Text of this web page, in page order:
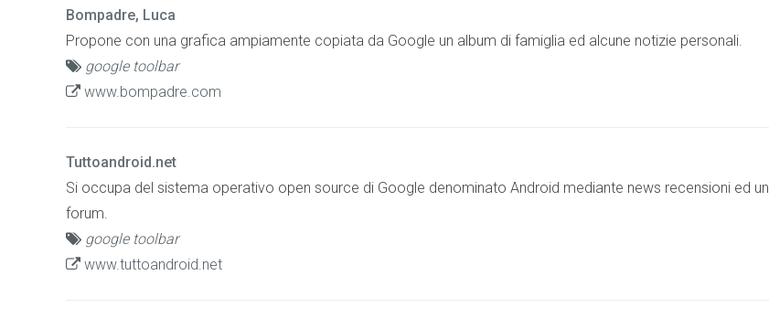
Bompadre, Luca
Propone con una grafica ampiamente copiata da Google un album di famiglia ed alcune notizie personali.
google toolbar
www.bompadre.com
Tuttoandroid.net
Si occupa del sistema operativo open source di Google denominato Android mediante news recensioni ed un
forum.
google toolbar
www.tuttoandroid.net